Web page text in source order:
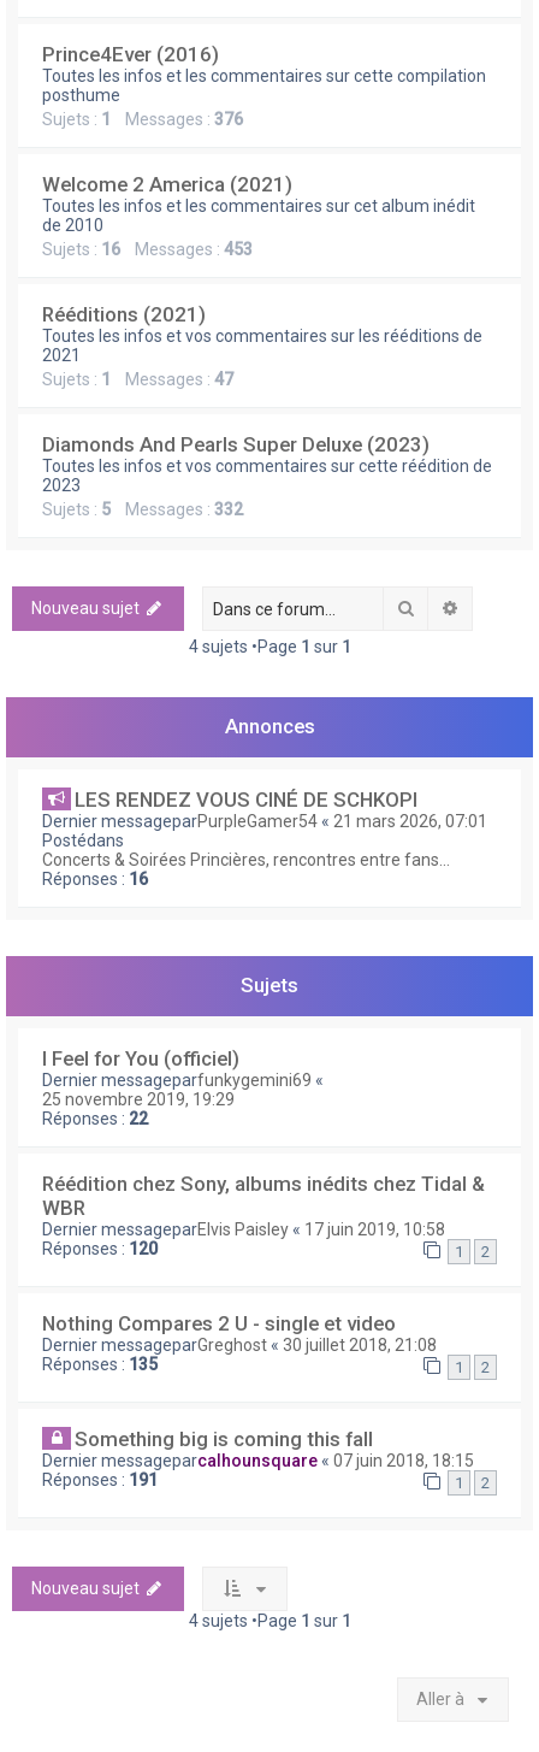
Prince4Ever (2016)
Toutes les infos et les commentaires sur cette compilation
posthume
Sujets : 1 Messages : 376
Welcome 2 America (2021)
Toutes les infos et les commentaires sur cet album inédit
de 2010
Sujets : 16 Messages : 453
Rééditions (2021)
Toutes les infos et vos commentaires sur les rééditions de
2021
Sujets : 1 Messages : 47
Diamonds And Pearls Super Deluxe (2023)
Toutes les infos et vos commentaires sur cette réédition de
2023
Sujets : 5 Messages : 332
Nouveau sujet Rechercher
4 sujets •Page 1 sur 1
Annonces
LES RENDEZ VOUS CINÉ DE SCHKOPI
Dernier messageparPurpleGamer54 « 21 mars 2026, 07:01
Postédans
Concerts & Soirées Princières, rencontres entre fans...
Réponses : 16
Sujets
I Feel for You (officiel)
Dernier messageparfunkygemini69 «
25 novembre 2019, 19:29
Réponses : 22
Réédition chez Sony, albums inédits chez Tidal &
WBR
Dernier messageparElvis Paisley « 17 juin 2019, 10:58
Réponses : 120 1 2
Nothing Compares 2 U - single et video
Dernier messageparGreghost « 30 juillet 2018, 21:08
Réponses : 135 1 2
Something big is coming this fall
Dernier messageparcalhounsquare « 07 juin 2018, 18:15
Réponses : 191 1 2
Nouveau sujet
4 sujets •Page 1 sur 1
Aller à